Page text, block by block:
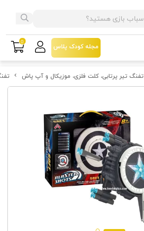
تفنگ تیر پرتابی، کلت فلزی، موزیکال و آپ پاش
مجله کودک پلاس
0